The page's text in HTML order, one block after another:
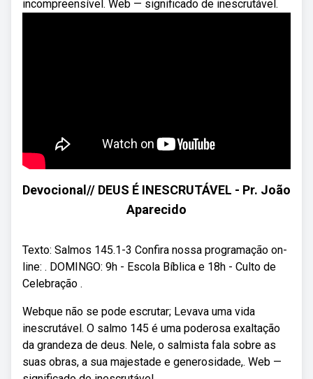
incompreensível. Web — significado de inescrutável.
Devocional// DEUS É INESCRUTÁVEL - Pr. João
Aparecido
Texto: Salmos 145.1-3 Confira nossa programação on-
line: . DOMINGO: 9h - Escola Bíblica e 18h - Culto de
Celebração .
Webque não se pode escrutar; Levava uma vida
inescrutável. O salmo 145 é uma poderosa exaltação
da grandeza de deus. Nele, o salmista fala sobre as
suas obras, a sua majestade e generosidade,. Web —